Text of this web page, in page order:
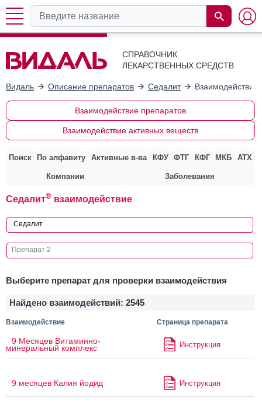
СПРАВОЧНИК
ЛЕКАРСТВЕННЫХ СРЕДСТВ
Видаль Описание препаратов Седалит
Взаимодействие препаратов
Взаимодействие активных веществ
Поиск По алфавиту Активные в-ва КФУ ФТГ КФГ МКБ АТХ
Компании Заболевания
Седалит® взаимодействие
Выберите препарат для проверки взаимодействия
Найдено взаимодействий: 2545
Взаимодействие Страница препарата
9 Месяцев Витаминно-
минеральный комплекс Инструкция
9 месяцев Калия йодид Инструкция